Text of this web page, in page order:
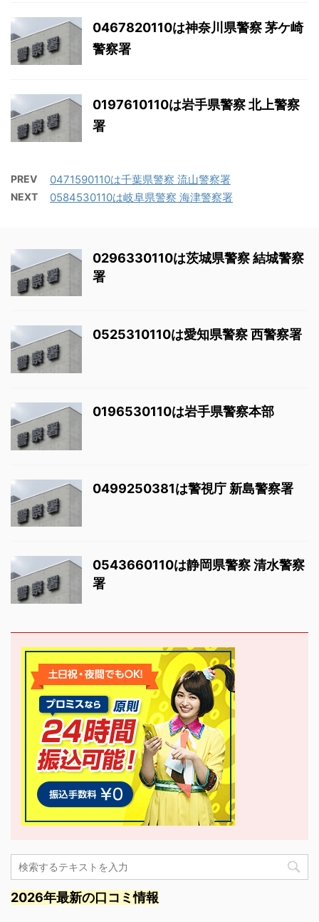
0467820110は神奈川県警察 茅ケ崎
警察署
0197610110は岩手県警察 北上警察
署
PREV 0471590110は千葉県警察 流山警察署
NEXT 0584530110は岐阜県警察 海津警察署
0296330110は茨城県警察 結城警察
署
0525310110は愛知県警察 西警察署
0196530110は岩手県警察本部
0499250381は警視庁 新島警察署
0543660110は静岡県警察 清水警察
署
2026年最新の口コミ情報